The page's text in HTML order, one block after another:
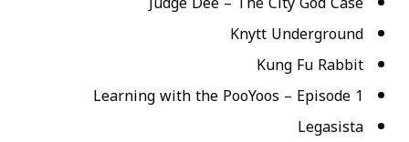
Knytt Underground
Kung Fu Rabbit
Learning with the PooYoos – Episode 1
Legasista